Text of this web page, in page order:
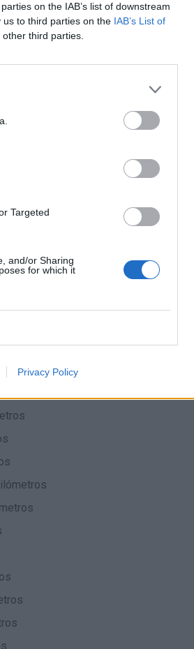
on the IAB’s list of downstream
to third parties on the IAB’s List of
third parties.
Targeted
and/or Sharing
for which it
Privacy Policy
de Gijón (líneas
Cómo llegar
Cómo